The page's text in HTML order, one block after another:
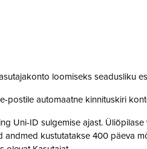
loomiseks seadusliku
postile automaatne kinnituskiri
Uni-ID sulgemise ajast.
kustutatakse 400 päeva